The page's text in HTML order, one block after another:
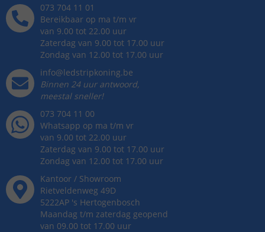
073 704 11 01
Bereikbaar op ma t/m vr
van 9.00 tot 22.00 uur
Zaterdag van 9.00 tot 17.00 uur
Zondag van 12.00 tot 17.00 uur
info@ledstripkoning.be
Binnen 24 uur antwoord,
meestal sneller!
073 704 11 00
Whatsapp op ma t/m vr
van 9.00 tot 22.00 uur
Zaterdag van 9.00 tot 17.00 uur
Zondag van 12.00 tot 17.00 uur
Kantoor / Showroom
Rietveldenweg 49D
5222AP 's Hertogenbosch
Maandag t/m zaterdag geopend
van 09.00 tot 17.00 uur